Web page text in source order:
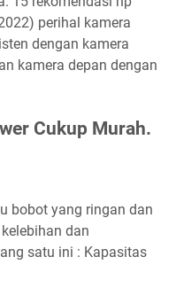
perihal kamera
dengan kamera
kamera depan dengan
Cukup Murah.
bobot yang ringan dan
dan
satu ini : Kapasitas